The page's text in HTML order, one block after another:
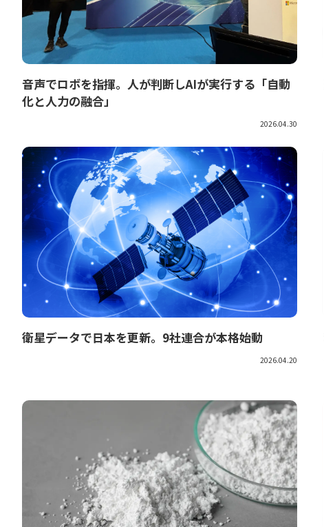
音声でロボを指揮。人が判断しAIが実行する「自動
化と人力の融合」
2026.04.30
衛星データで日本を更新。9社連合が本格始動
2026.04.20